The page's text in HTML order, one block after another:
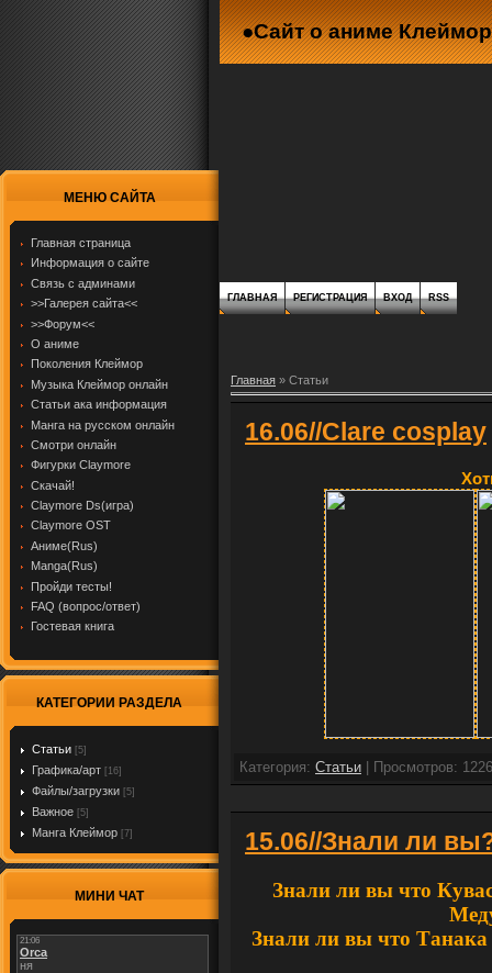
МЕНЮ САЙТА
Главная страница
Информация о сайте
Связь с админами
>>Галерея сайта<<
>>Форум<<
О аниме
Поколения Клеймор
Музыка Клеймор онлайн
Статьи ака информация
Манга на русском онлайн
Смотри онлайн
Фигурки Claymore
Скачай!
Claymore Ds(игра)
Claymore OST
Аниме(Rus)
Manga(Rus)
Пройди тесты!
FAQ (вопрос/ответ)
Гостевая книга
КАТЕГОРИИ РАЗДЕЛА
Cтатьи [5]
Графика/арт [16]
Файлы/загрузки [5]
Важное [5]
Манга Клеймор [7]
МИНИ ЧАТ
●Сайт о аниме
ГЛАВНАЯ РЕГИСТРАЦИЯ ВХОД RSS
Главная » Cтатьи
16.06//Clare cosplay
Категория: Cтатьи | Просмотров:
15.06//Знали ли
Знали ли вы что
Знали ли вы что